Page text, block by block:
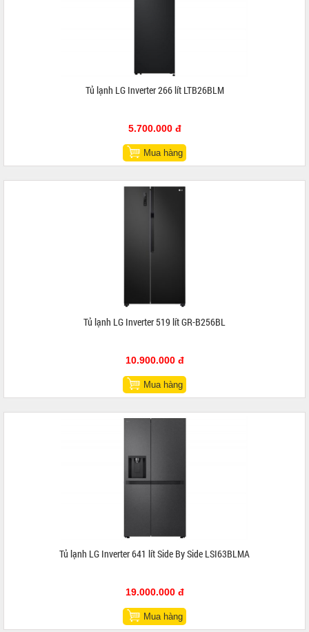
Tủ lạnh LG Inverter 266 lít LTB26BLM
5.700.000 đ
Mua hàng
Tủ lạnh LG Inverter 519 lít GR-B256BL
10.900.000 đ
Mua hàng
Tủ lạnh LG Inverter 641 lít Side By Side LSI63BLMA
19.000.000 đ
Mua hàng